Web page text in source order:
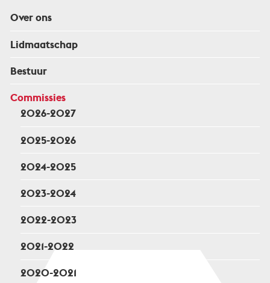
Over ons
Lidmaatschap
Bestuur
Commissies
2026-2027
2025-2026
2024-2025
2023-2024
2022-2023
2021-2022
2020-2021